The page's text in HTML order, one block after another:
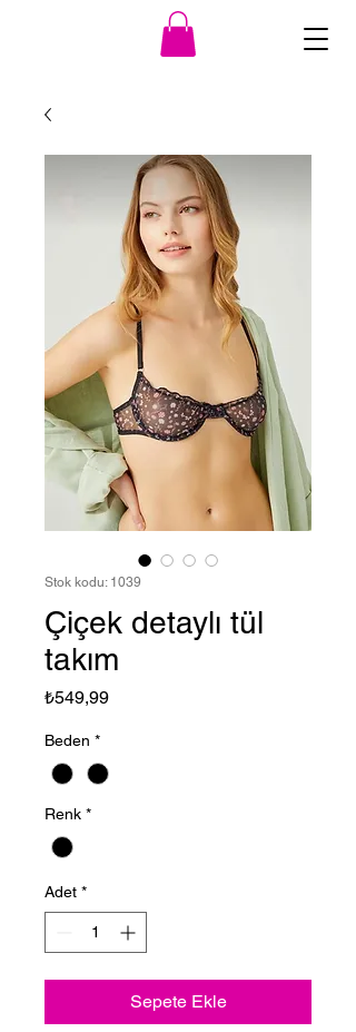
Stok kodu: 1039
Çiçek detaylı tül
takım
₺549,99Fiyat
Beden *
Renk *
Adet *
Sepete Ekle